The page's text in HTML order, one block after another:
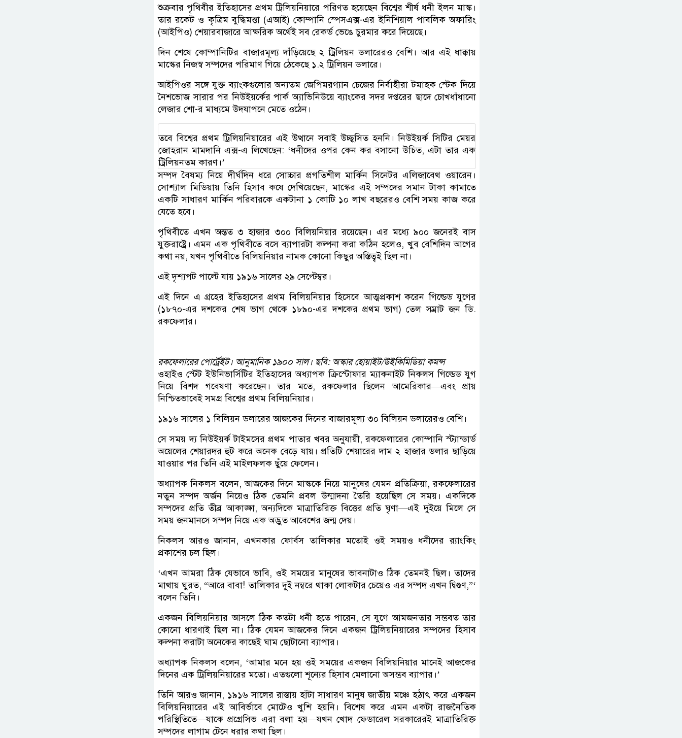
শুক্রবার পৃথিবীর ইতিহাসের প্রথম ট্রিলিয়নিয়ারে পরিণত হয়েছেন বিশ্বের শীর্ষ ধনী ইলন মাস্ক।
তার রকেট ও কৃত্রিম বুদ্ধিমত্তা (এআই) কোম্পানি স্পেসএক্স-এর ইনিশিয়াল পাবলিক অফারিং
(আইপিও) শেয়ারবাজারে আক্ষরিক অর্থেই সব রেকর্ড ভেঙে চুরমার করে দিয়েছে।
দিন শেষে কোম্পানিটির বাজারমূল্য দাঁড়িয়েছে ২ ট্রিলিয়ন ডলারেরও বেশি। আর এই ধাক্কায়
মাস্কের নিজস্ব সম্পদের পরিমাণ গিয়ে ঠেকেছে ১.২ ট্রিলিয়ন ডলারে।
আইপিওর সঙ্গে যুক্ত ব্যাংকগুলোর অন্যতম জেপিমরগ্যান চেজের নির্বাহীরা টমাহক স্টেক দিয়ে
নৈশভোজ সারার পর নিউইয়র্কের পার্ক অ্যাভিনিউয়ে ব্যাংকের সদর দপ্তরের ছাদে চোখধাঁধানো
লেজার শো-র মাধ্যমে উদযাপনে মেতে ওঠেন।
তবে বিশ্বের প্রথম ট্রিলিয়নিয়ারের এই উত্থানে সবাই উচ্ছ্বসিত হননি। নিউইয়র্ক সিটির মেয়র
জোহরান মামদানি এক্স-এ লিখেছেন: ‘ধনীদের ওপর কেন কর বসানো উচিত, এটা তার এক
ট্রিলিয়নতম কারণ।’
সম্পদ বৈষম্য নিয়ে দীর্ঘদিন ধরে সোচ্চার প্রগতিশীল মার্কিন সিনেটর এলিজাবেথ ওয়ারেন।
সোশ্যাল মিডিয়ায় তিনি হিসাব কষে দেখিয়েছেন, মাস্কের এই সম্পদের সমান টাকা কামাতে
একটি সাধারণ মার্কিন পরিবারকে একটানা ১ কোটি ১০ লাখ বছরেরও বেশি সময় কাজ করে
যেতে হবে।
পৃথিবীতে এখন অন্তত ৩ হাজার ৩০০ বিলিয়নিয়ার রয়েছেন। এর মধ্যে ৯০০ জনেরই বাস
যুক্তরাষ্ট্রে। এমন এক পৃথিবীতে বসে ব্যাপারটা কল্পনা করা কঠিন হলেও, খুব বেশিদিন আগের
কথা নয়, যখন পৃথিবীতে বিলিয়নিয়ার নামক কোনো কিছুর অস্তিত্বই ছিল না।
এই দৃশ্যপট পাল্টে যায় ১৯১৬ সালের ২৯ সেপ্টেম্বর।
এই দিনে এ গ্রহের ইতিহাসের প্রথম বিলিয়নিয়ার হিসেবে আত্মপ্রকাশ করেন গিল্ডেড যুগের
(১৮৭০-এর দশকের শেষ ভাগ থেকে ১৮৯০-এর দশকের প্রথম ভাগ) তেল সম্রাট জন ডি.
রকফেলার।
রকফেলারের পোর্ট্রেইট। আনুমানিক ১৯০০ সাল। ছবি: অস্কার হোয়াইট/উইকিমিডিয়া কমন্স
ওহাইও স্টেট ইউনিভার্সিটির ইতিহাসের অধ্যাপক ক্রিস্টোফার ম্যাকনাইট নিকলস গিল্ডেড যুগ
নিয়ে বিশদ গবেষণা করেছেন। তার মতে, রকফেলার ছিলেন আমেরিকার—এবং প্রায়
নিশ্চিতভাবেই সমগ্র বিশ্বের প্রথম বিলিয়নিয়ার।
১৯১৬ সালের ১ বিলিয়ন ডলারের আজকের দিনের বাজারমূল্য ৩০ বিলিয়ন ডলারেরও বেশি।
সে সময় দ্য নিউইয়র্ক টাইমসের প্রথম পাতার খবর অনুযায়ী, রকফেলারের কোম্পানি স্ট্যান্ডার্ড
অয়েলের শেয়ারদর হুট করে অনেক বেড়ে যায়। প্রতিটি শেয়ারের দাম ২ হাজার ডলার ছাড়িয়ে
যাওয়ার পর তিনি এই মাইলফলক ছুঁয়ে ফেলেন।
অধ্যাপক নিকলস বলেন, আজকের দিনে মাস্ককে নিয়ে মানুষের যেমন প্রতিক্রিয়া, রকফেলারের
নতুন সম্পদ অর্জন নিয়েও ঠিক তেমনি প্রবল উন্মাদনা তৈরি হয়েছিল সে সময়। একদিকে
সম্পদের প্রতি তীব্র আকাঙ্ক্ষা, অন্যদিকে মাত্রাতিরিক্ত বিত্তের প্রতি ঘৃণা—এই দুইয়ে মিলে সে
সময় জনমানসে সম্পদ নিয়ে এক অদ্ভুত আবেশের জন্ম দেয়।
নিকলস আরও জানান, এখনকার ফোর্বস তালিকার মতোই ওই সময়ও ধনীদের র‍্যাংকিং
প্রকাশের চল ছিল।
‘এখন আমরা ঠিক যেভাবে ভাবি, ওই সময়ের মানুষের ভাবনাটাও ঠিক তেমনই ছিল। তাদের
মাথায় ঘুরত, “আরে বাবা! তালিকার দুই নম্বরে থাকা লোকটার চেয়েও এর সম্পদ এখন দ্বিগুণ,”‘
বলেন তিনি।
একজন বিলিয়নিয়ার আসলে ঠিক কতটা ধনী হতে পারেন, সে যুগে আমজনতার সম্ভবত তার
কোনো ধারণাই ছিল না। ঠিক যেমন আজকের দিনে একজন ট্রিলিয়নিয়ারের সম্পদের হিসাব
কল্পনা করাটা অনেকের কাছেই ঘাম ছোটানো ব্যাপার।
অধ্যাপক নিকলস বলেন, ‘আমার মনে হয় ওই সময়ের একজন বিলিয়নিয়ার মানেই আজকের
দিনের এক ট্রিলিয়নিয়ারের মতো। এতগুলো শূন্যের হিসাব মেলানো অসম্ভব ব্যাপার।’
তিনি আরও জানান, ১৯১৬ সালের রাস্তায় হাঁটা সাধারণ মানুষ জাতীয় মঞ্চে হঠাৎ করে একজন
বিলিয়নিয়ারের এই আবির্ভাবে মোটেও খুশি হয়নি। বিশেষ করে এমন একটা রাজনৈতিক
পরিস্থিতিতে—যাকে প্রগ্রেসিভ এরা বলা হয়—যখন খোদ ফেডারেল সরকারেরই মাত্রাতিরিক্ত
সম্পদের লাগাম টেনে ধরার কথা ছিল।